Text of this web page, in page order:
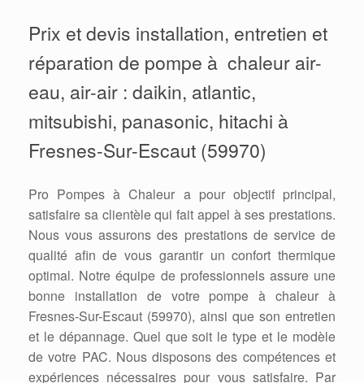
Prix et devis installation, entretien et
réparation de pompe à chaleur air-
eau, air-air : daikin, atlantic,
mitsubishi, panasonic, hitachi à
Fresnes-Sur-Escaut (59970)
Pro Pompes à Chaleur a pour objectif principal,
satisfaire sa clientèle qui fait appel à ses prestations.
Nous vous assurons des prestations de service de
qualité afin de vous garantir un confort thermique
optimal. Notre équipe de professionnels assure une
bonne installation de votre pompe à chaleur à
Fresnes-Sur-Escaut (59970), ainsi que son entretien
et le dépannage. Quel que soit le type et le modèle
de votre PAC. Nous disposons des compétences et
expériences nécessaires pour vous satisfaire. Par